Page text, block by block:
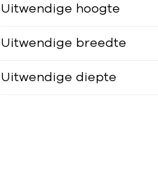
Uitwendige hoogte
Uitwendige breedte
Uitwendige diepte